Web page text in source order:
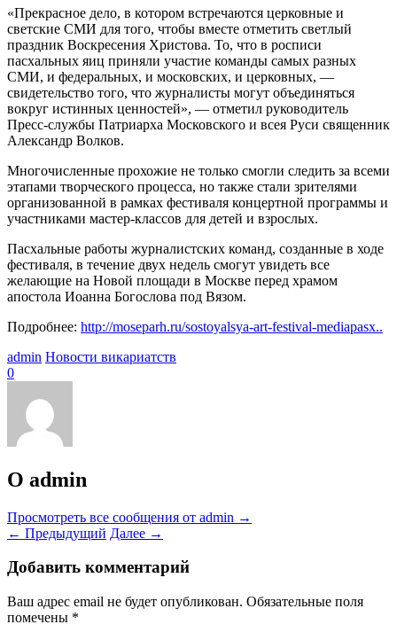
«Прекрасное дело, в котором встречаются церковные и
светские СМИ для того, чтобы вместе отметить светлый
праздник Воскресения Христова. То, что в росписи
пасхальных яиц приняли участие команды самых разных
СМИ, и федеральных, и московских, и церковных, ―
свидетельство того, что журналисты могут объединяться
вокруг истинных ценностей», ― отметил руководитель
Пресс-службы Патриарха Московского и всея Руси священник
Александр Волков.
Многочисленные прохожие не только смогли следить за всеми
этапами творческого процесса, но также стали зрителями
организованной в рамках фестиваля концертной программы и
участниками мастер-классов для детей и взрослых.
Пасхальные работы журналистских команд, созданные в ходе
фестиваля, в течение двух недель смогут увидеть все
желающие на Новой площади в Москве перед храмом
апостола Иоанна Богослова под Вязом.
Подробнее: http://moseparh.ru/sostoyalsya-art-festival-mediapasx..
admin Новости викариатств
0
О admin
Просмотреть все сообщения от admin →
← Предыдущий Далее →
Добавить комментарий
Ваш адрес email не будет опубликован. Обязательные поля
помечены *